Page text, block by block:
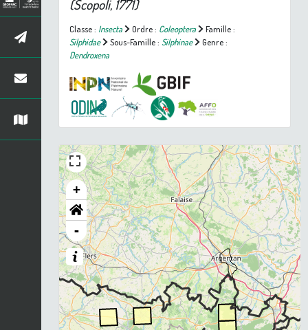
(Scopoli, 1771)
Classe : Insecta Ordre : Coleoptera
Famille :
Silphidae
Sous-Famille : Silphinae
Genre :
Dendroxena
+
-